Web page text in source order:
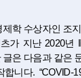
제학 수상자인 조
가 지난 2020년
글은 다음과 같은
합니다. “COVID-